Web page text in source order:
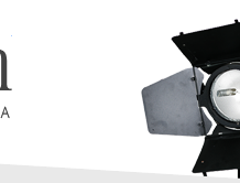
Edwin Film Agencja Aktorska